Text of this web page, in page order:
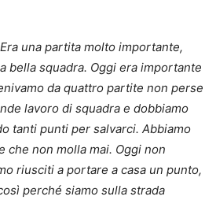
una partita molto importante,
bella squadra. Oggi era importante
da quattro partite non perse
lavoro di squadra e dobbiamo
tanti punti per salvarci. Abbiamo
che non molla mai. Oggi non
riusciti a portare a casa un punto,
perché siamo sulla strada